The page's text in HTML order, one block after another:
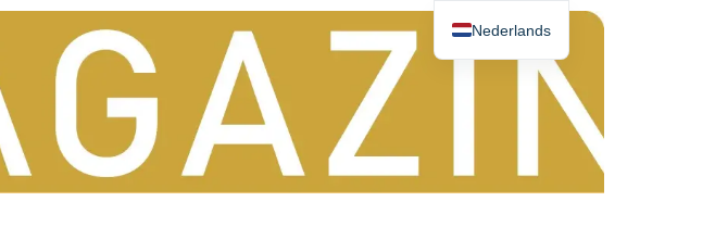
Nederlands
Deutsch
Norsk